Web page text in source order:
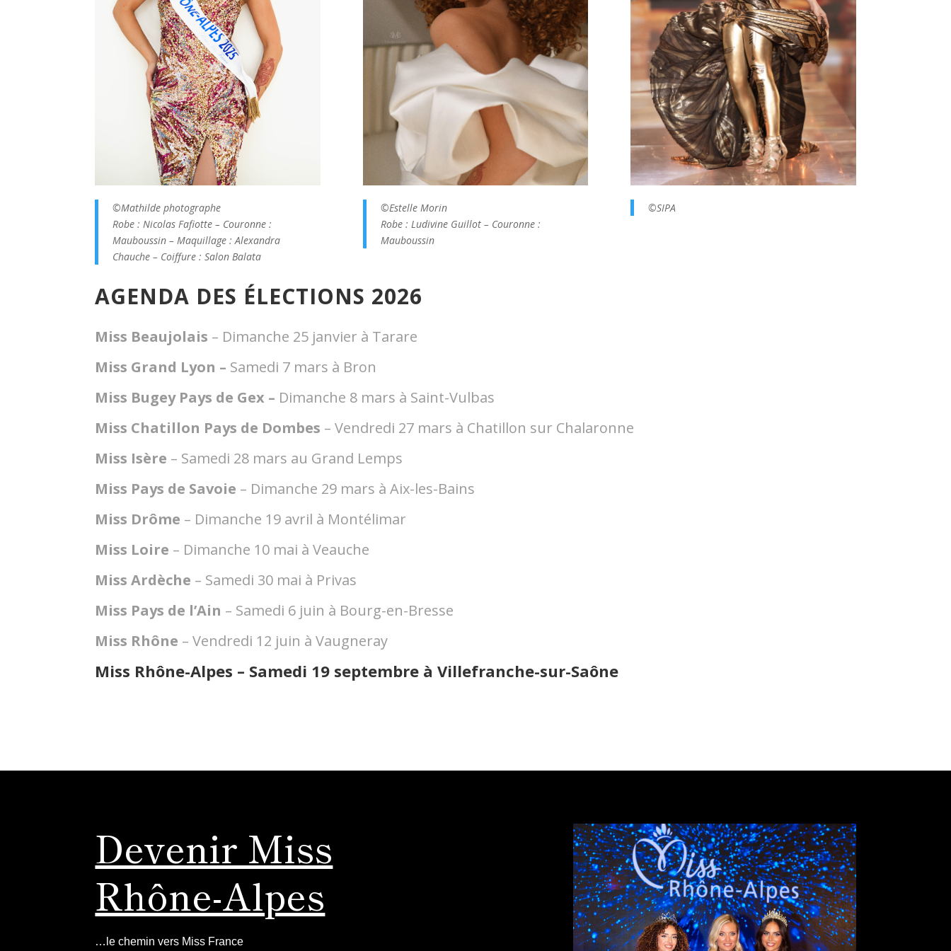
©Mathilde photographe
Robe : Nicolas Fafiotte – Couronne :
Mauboussin – Maquillage : Alexandra
Chauche – Coiffure : Salon Balata
©Estelle Morin
Robe : Ludivine Guillot – Couronne :
Mauboussin
©SIPA
AGENDA DES ÉLECTIONS 2026
Miss Beaujolais – Dimanche 25 janvier à Tarare
Miss Grand Lyon – Samedi 7 mars à Bron
Miss Bugey Pays de Gex – Dimanche 8 mars à Saint-Vulbas
Miss Chatillon Pays de Dombes – Vendredi 27 mars à Chatillon sur Chalaronne
Miss Isère – Samedi 28 mars au Grand Lemps
Miss Pays de Savoie – Dimanche 29 mars à Aix-les-Bains
Miss Drôme – Dimanche 19 avril à Montélimar
Miss Loire – Dimanche 10 mai à Veauche
Miss Ardèche – Samedi 30 mai à Privas
Miss Pays de l’Ain – Samedi 6 juin à Bourg-en-Bresse
Miss Rhône – Vendredi 12 juin à Vaugneray
Miss Rhône-Alpes – Samedi 19 septembre à Villefranche-sur-Saône
Devenir Miss
Rhône-Alpes
…le chemin vers Miss France